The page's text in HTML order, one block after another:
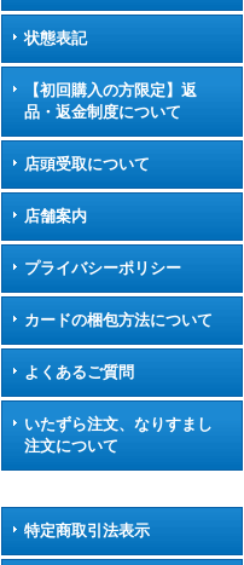
状態表記
【初回購入の方限定】返
品・返金制度について
店頭受取について
店舗案内
プライバシーポリシー
カードの梱包方法について
よくあるご質問
いたずら注文、なりすまし
注文について
特定商取引法表示